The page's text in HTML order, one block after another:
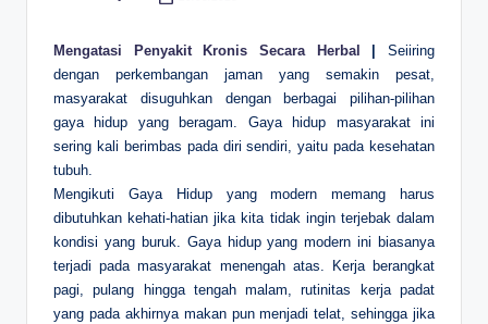
Mengatasi Penyakit Kronis Secara Herbal |Seiiring
dengan perkembangan jaman yang semakin pesat,
masyarakat disuguhkan dengan berbagai pilihan-pilihan
gaya hidup yang beragam. Gaya hidup masyarakat ini
sering kali berimbas pada diri sendiri, yaitu pada kesehatan
tubuh.
Mengikuti Gaya Hidup yang modern memang harus
dibutuhkan kehati-hatian jika kita tidak ingin terjebak dalam
kondisi yang buruk. Gaya hidup yang modern ini biasanya
terjadi pada masyarakat menengah atas. Kerja berangkat
pagi, pulang hingga tengah malam, rutinitas kerja padat
yang pada akhirnya makan pun menjadi telat, sehingga jika